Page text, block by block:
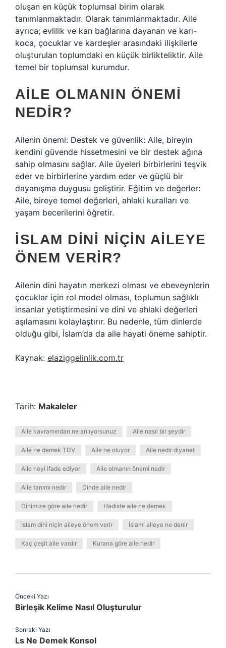
oluşan en küçük toplumsal birim olarak
tanımlanmaktadır. Olarak tanımlanmaktadır. Aile
ayrıca; evlilik ve kan bağlarına dayanan ve karı-
koca, çocuklar ve kardeşler arasındaki ilişkilerle
oluşturulan toplumdaki en küçük birlikteliktir. Aile
temel bir toplumsal kurumdur.
AILE OLMANIN ÖNEMI
NEDIR?
Ailenin önemi: Destek ve güvenlik: Aile, bireyin
kendini güvende hissetmesini ve bir destek ağına
sahip olmasını sağlar. Aile üyeleri birbirlerini teşvik
eder ve birbirlerine yardım eder ve güçlü bir
dayanışma duygusu geliştirir. Eğitim ve değerler:
Aile, bireye temel değerleri, ahlaki kuralları ve
yaşam becerilerini öğretir.
İSLAM DINI NIÇIN AILEYE
ÖNEM VERIR?
Ailenin dini hayatın merkezi olması ve ebeveynlerin
çocuklar için rol model olması, toplumun sağlıklı
insanlar yetiştirmesini ve dini ve ahlaki değerleri
aşılamasını kolaylaştırır. Bu nedenle, tüm dinlerde
olduğu gibi, İslam’da da aile hayati öneme sahiptir.
Kaynak: elaziggelinlik.com.tr
Tarih: Makaleler
Aile kavramından ne anlıyorsunuz Aile nasıl bir şeydir
Aile ne demek TDV Aile ne oluyor Aile nedir diyanet
Aile neyi ifade ediyor Aile olmanın önemi nedir
Aile tanımı nedir Dinde aile nedir
Dinimize göre aile nedir Hadiste aile ne demek
İslam dini niçin aileye önem verir İslami aileye ne denir
Kaç çeşit aile vardır Kurana göre aile nedir
Önceki Yazı
Birleşik Kelime Nasıl Oluşturulur
Sonraki Yazı
Ls Ne Demek Konsol